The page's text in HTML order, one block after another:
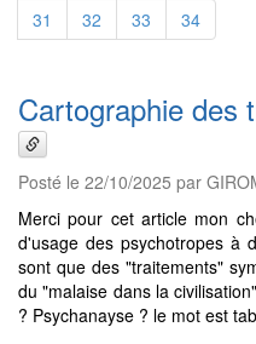
31
32 33 34
Cartographie des
Posté le 22/10/2025 par
Merci pour cet article mon
d'usage des psychotropes à
sont que des "traitements"
du "malaise dans la
? Psychanayse ? le mot est